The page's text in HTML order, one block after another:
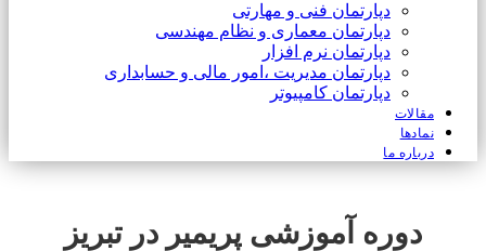
دپارتمان فنی و مهارتی
دپارتمان معماری و نظام مهندسی
دپارتمان نرم افزار
دپارتمان مدیریت ،امور مالی و حسابداری
دپارتمان کامپیوتر
مقالات
نمادها
درباره ما
دوره آموزشی پریمیر در تبریز